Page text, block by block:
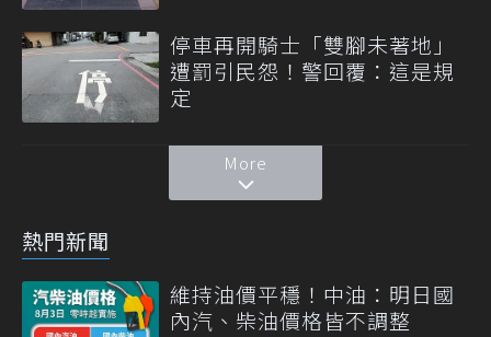
停車再開騎士「雙腳未著地」
遭罰引民怨！警回覆：這是規
定
More
熱門新聞
維持油價平穩！中油：明日國
內汽、柴油價格皆不調整